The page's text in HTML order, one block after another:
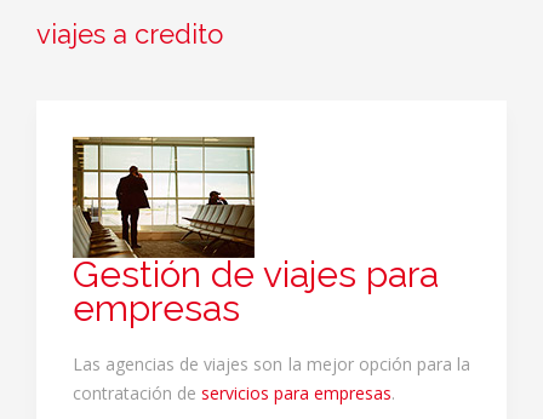
viajes a credito
Gestión de viajes para
empresas
Las agencias de viajes son la mejor opción para la
contratación de servicios para empresas.